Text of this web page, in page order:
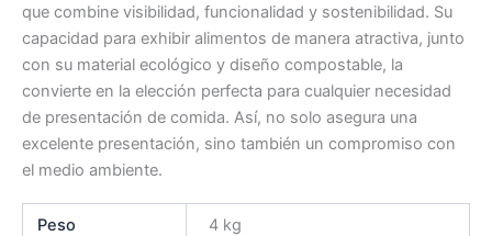
que combine visibilidad, funcionalidad y sostenibilidad. Su
capacidad para exhibir alimentos de manera atractiva, junto
con su material ecológico y diseño compostable, la
convierte en la elección perfecta para cualquier necesidad
de presentación de comida. Así, no solo asegura una
excelente presentación, sino también un compromiso con
el medio ambiente.
Peso 4 kg